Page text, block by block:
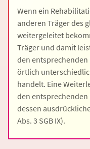
Wenn ein
anderen Träger des
weitergeleitet
Träger und damit
den entsprechenden
örtlich
handelt. Eine
den
dessen
Abs. 3 SGB IX).